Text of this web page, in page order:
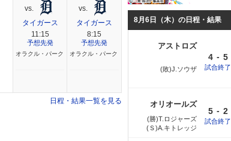
タイガース
11:15
予想先発
オラクル・パーク
タイガース
8:15
予想先発
オラクル・パーク
日程・結果一覧を見る
8月6日（木）の日程・結果
アストロズ
(敗)J.ソウザ
4 - 5
試合終了
オリオールズ
(勝)T.ロジャーズ
(Ｓ)A.キトレッジ
5 - 2
試合終了